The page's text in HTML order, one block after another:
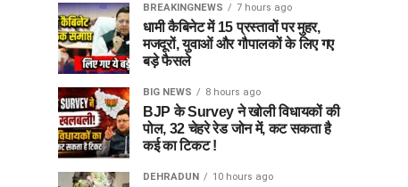
BREAKINGNEWS 7 hours ago
धामी कैबिनेट में 15 प्रस्तावों पर मुहर,
मजदूरों, युवाओं और गौपालकों के लिए गए
बड़े फैसले
BIG NEWS 8 hours ago
BJP के Survey ने खोली विधायकों की
पोल, 32 चेहरे रेड जोन में, कट सकता है
कई का टिकट !
DEHRADUN 10 hours ago